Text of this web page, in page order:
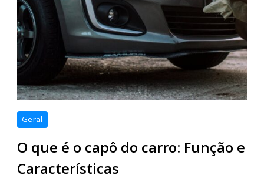
Geral
O que é o capô do carro: Função e
Características